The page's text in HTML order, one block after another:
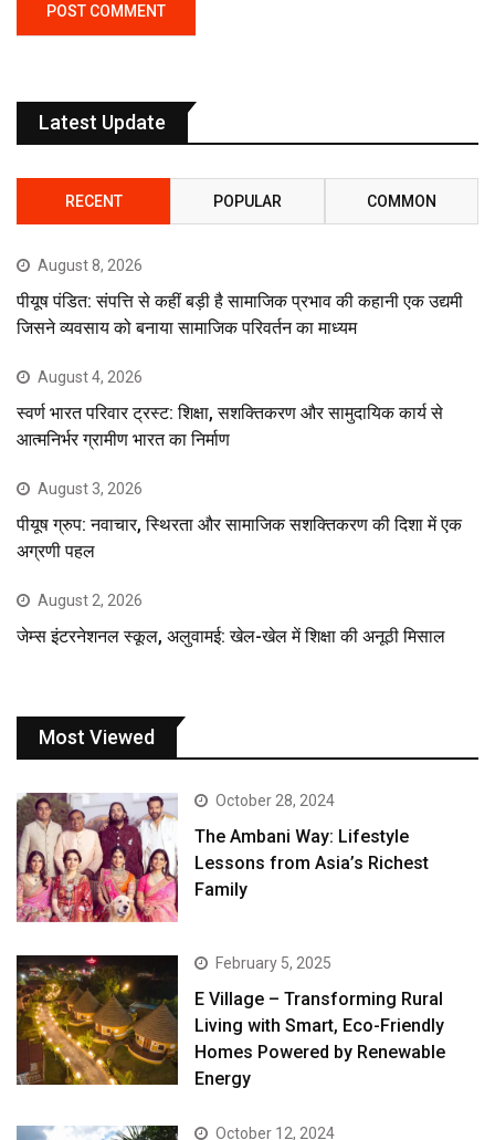
Latest Update
RECENT POPULAR COMMON
August 8, 2026
पीयूष पंडित: संपत्ति से कहीं बड़ी है सामाजिक प्रभाव की कहानी एक उद्यमी
जिसने व्यवसाय को बनाया सामाजिक परिवर्तन का माध्यम
August 4, 2026
स्वर्ण भारत परिवार ट्रस्ट: शिक्षा, सशक्तिकरण और सामुदायिक कार्य से
आत्मनिर्भर ग्रामीण भारत का निर्माण
August 3, 2026
पीयूष ग्रुप: नवाचार, स्थिरता और सामाजिक सशक्तिकरण की दिशा में एक
अग्रणी पहल
August 2, 2026
जेम्स इंटरनेशनल स्कूल, अलुवामई: खेल-खेल में शिक्षा की अनूठी मिसाल
Most Viewed
October 28, 2024
The Ambani Way: Lifestyle
Lessons from Asia’s Richest
Family
February 5, 2025
E Village – Transforming Rural
Living with Smart, Eco-Friendly
Homes Powered by Renewable
Energy
October 12, 2024